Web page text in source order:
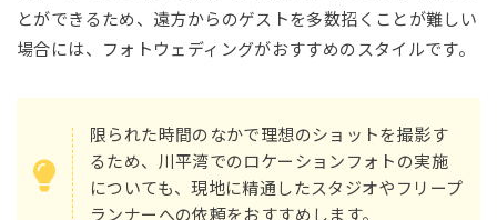
とができるため、遠方からのゲストを多数招くことが難しい
場合には、フォトウェディングがおすすめのスタイルです。
限られた時間のなかで理想のショットを撮影す
るため、川平湾でのロケーションフォトの実施
についても、現地に精通したスタジオやフリープ
ランナーへの依頼をおすすめします。